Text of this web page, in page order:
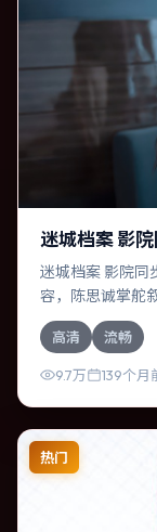
迷城档案 影
迷城档案 影院同
容，陈思诚掌舵
意外选择展开连
留白耐人寻味。
高清 流畅
9.7万 139个月
热门